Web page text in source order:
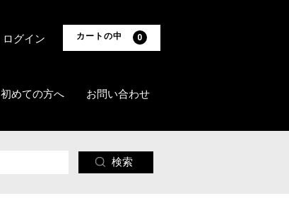
初めての方へ お問い合わせ
カートの中 0
ログイン
検索